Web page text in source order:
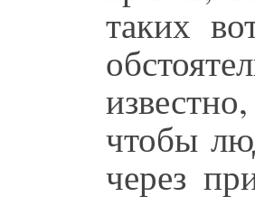
таких
чтобы
через